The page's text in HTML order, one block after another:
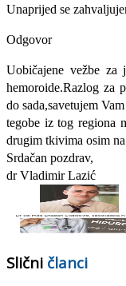
Unaprijed se
Odgovor
Uobičajene vežbe za
hemoroide.Razlog za
do sada,savetujem
tegobe iz tog regiona
drugim tkivima osim
Srdačan pozdrav,
dr Vladimir Lazić
Slični članci